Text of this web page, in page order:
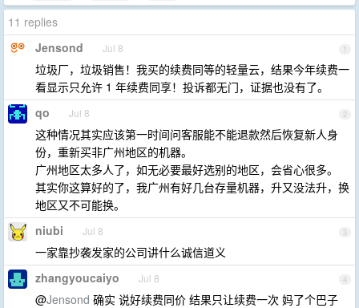
11 replies
1
Jensond Jul 8
垃圾厂，垃圾销售！我买的续费同等的轻量云，结果今年续费一
看显示只允许 1 年续费同享！投诉都无门，证据也没有了。
2
qo Jul 8
这种情况其实应该第一时间问客服能不能退款然后恢复新人身
份，重新买非广州地区的机器。
广州地区太多人了，如无必要最好选别的地区，会省心很多。
其实你这算好的了，我广州有好几台存量机器，升又没法升，换
地区又不可能换。
3
niubi Jul 8
一家靠抄袭发家的公司讲什么诚信道义
4
zhangyoucaiyo Jul 8
@Jensond 确实 说好续费同价 结果只让续费一次 妈了个巴子